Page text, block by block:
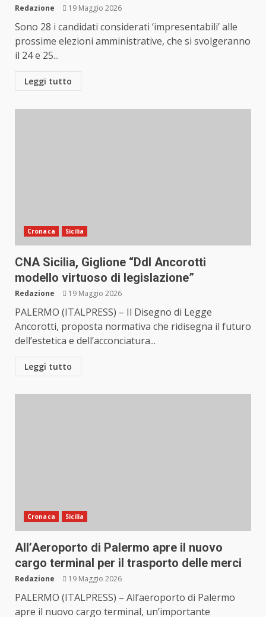
Redazione 19 Maggio 2026
Sono 28 i candidati considerati ‘impresentabili’ alle
prossime elezioni amministrative, che si svolgeranno
il 24 e 25...
Leggi tutto
Cronaca Sicilia
CNA Sicilia, Giglione “Ddl Ancorotti
modello virtuoso di legislazione”
Redazione 19 Maggio 2026
PALERMO (ITALPRESS) – Il Disegno di Legge
Ancorotti, proposta normativa che ridisegna il futuro
dell’estetica e dell’acconciatura...
Leggi tutto
Cronaca Sicilia
All’Aeroporto di Palermo apre il nuovo
cargo terminal per il trasporto delle merci
Redazione 19 Maggio 2026
PALERMO (ITALPRESS) – All’aeroporto di Palermo
apre il nuovo cargo terminal, un’importante